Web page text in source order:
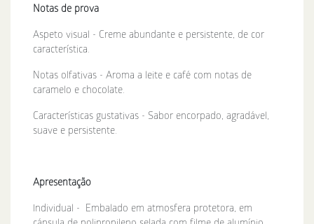
Notas de prova
Aspeto visual - Creme abundante e persistente, de cor
característica.
Notas olfativas - Aroma a leite e café com notas de
caramelo e chocolate.
Características gustativas - Sabor encorpado, agradável,
suave e persistente.
Apresentação
Individual - Embalado em atmosfera protetora, em